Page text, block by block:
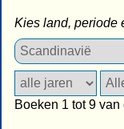
Kies land, periode
Boeken 1 tot 9 van